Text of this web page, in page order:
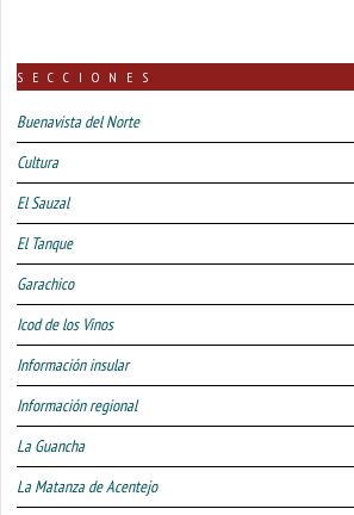
SECCIONES
Buenavista del Norte
Cultura
El Sauzal
El Tanque
Garachico
Icod de los Vinos
Información insular
Información regional
La Guancha
La Matanza de Acentejo